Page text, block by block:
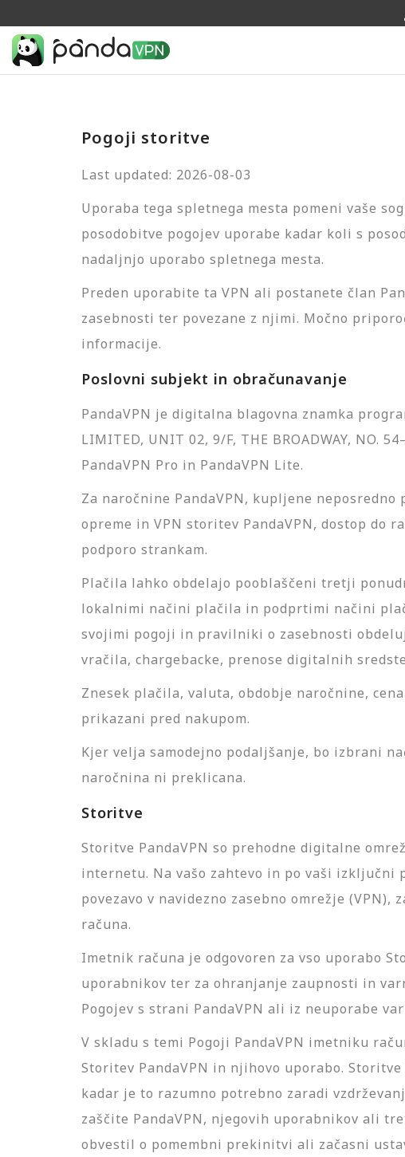
Pogoji storitve
Last updated: 2026-08-03
Uporaba tega spletnega mesta pomeni vaše
posodobitve pogojev uporabe kadar koli s
nadaljnjo uporabo spletnega mesta.
Preden uporabite ta VPN ali postanete član
zasebnosti ter povezane z njimi. Močno
informacije.
Poslovni subjekt in obračunavanje
PandaVPN je digitalna blagovna znamka
LIMITED, UNIT 02, 9/F, THE BROADWAY, NO.
PandaVPN Pro in PandaVPN Lite.
Za naročnine PandaVPN, kupljene
opreme in VPN storitev PandaVPN, dostop do
podporo strankam.
Plačila lahko obdelajo pooblaščeni tretji
lokalnimi načini plačila in podprtimi načini
svojimi pogoji in pravilniki o zasebnosti
vračila, chargebacke, prenose digitalnih
Znesek plačila, valuta, obdobje naročnine,
prikazani pred nakupom.
Kjer velja samodejno podaljšanje, bo izbrani
naročnina ni preklicana.
Storitve
Storitve PandaVPN so prehodne digitalne
internetu. Na vašo zahtevo in po vaši izključni
povezavo v navidezno zasebno omrežje
računa.
Imetnik računa je odgovoren za vso uporabo
uporabnikov ter za ohranjanje zaupnosti in
Pogojev s strani PandaVPN ali iz neuporabe
V skladu s temi Pogoji PandaVPN imetniku
Storitev PandaVPN in njihovo uporabo.
kadar je to razumno potrebno zaradi
zaščite PandaVPN, njegovih uporabnikov ali
obvestil o pomembni prekinitvi ali začasni